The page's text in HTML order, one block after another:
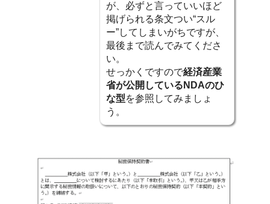
が、必ずと言っていいほど
掲げられる条文つい“スル
ー”してしまいがちですが、
最後まで読んでみてくださ
い。
せっかくですので経済産業
省が公開しているNDAのひ
な型を参照してみましょ
う。